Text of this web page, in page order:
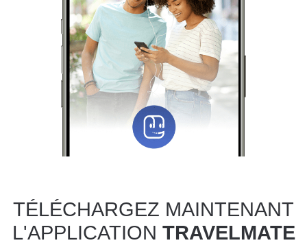
TÉLÉCHARGEZ MAINTENANT
L'APPLICATION TRAVELMATE